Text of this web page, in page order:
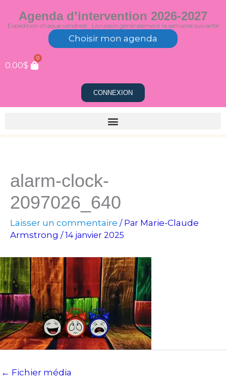
au
Agenda d’intervention 2026-2027
Expédition chaque vendredi · Livraison généralement la semaine suivante
Choisir mon agenda
0.00$
0
CONNEXION
alarm-clock-
2097026_640
Laisser un commentaire / Par Marie-Claude
Armstrong /14 janvier 2025
← Fichier média